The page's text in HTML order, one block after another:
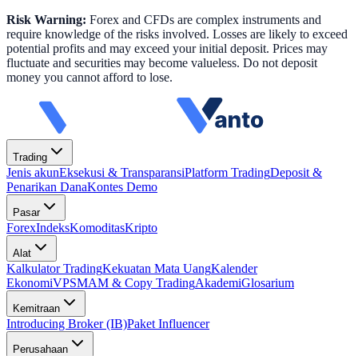
Risk Warning: Forex and CFDs are complex instruments and
require knowledge of the risks involved. Losses are likely to exceed
potential profits and may exceed your initial deposit. Prices may
fluctuate and securities may become valueless. Do not deposit
money you cannot afford to lose.
Trading
Jenis akunEksekusi & TransparansiPlatform TradingDeposit &
Penarikan DanaKontes Demo
Pasar
ForexIndeksKomoditasKripto
Alat
Kalkulator TradingKekuatan Mata UangKalender
EkonomiVPSMAM & Copy TradingAkademiGlosarium
Kemitraan
Introducing Broker (IB)Paket Influencer
Perusahaan